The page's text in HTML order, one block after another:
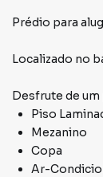
Ar-
Prédio para
Localizado no
Desfrute de um
Piso
Mezanino
Copa
Ar-